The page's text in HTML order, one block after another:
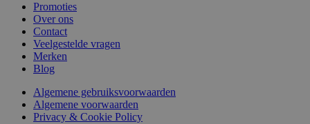
Promoties
Over ons
Contact
Veelgestelde vragen
Merken
Blog
Algemene gebruiksvoorwaarden
Algemene voorwaarden
Privacy & Cookie Policy